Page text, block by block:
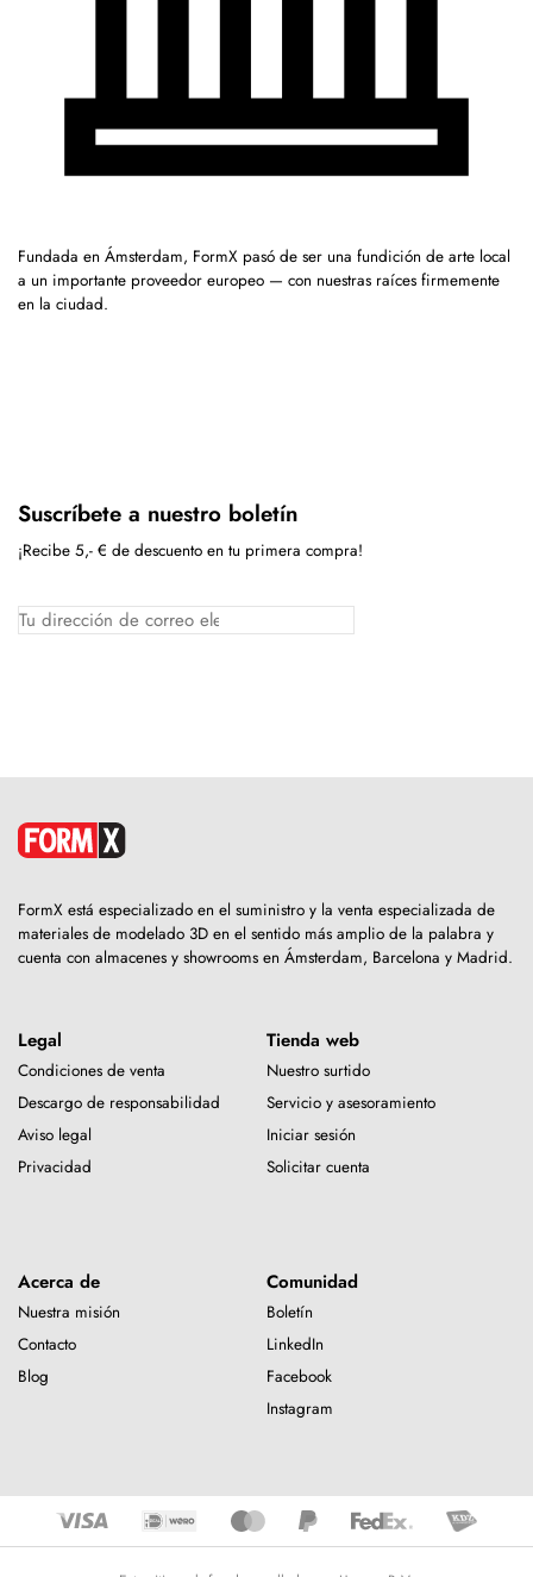
Fundada en Ámsterdam, FormX pasó de ser una fundición de arte local
a un importante proveedor europeo — con nuestras raíces firmemente
en la ciudad.
Suscríbete a nuestro boletín
¡Recibe 5,- € de descuento en tu primera compra!
FormX está especializado en el suministro y la venta especializada de
materiales de modelado 3D en el sentido más amplio de la palabra y
cuenta con almacenes y showrooms en Ámsterdam, Barcelona y Madrid.
Legal
Condiciones de venta
Descargo de responsabilidad
Aviso legal
Privacidad
Tienda web
Nuestro surtido
Servicio y asesoramiento
Iniciar sesión
Solicitar cuenta
Acerca de
Nuestra misión
Contacto
Blog
Comunidad
Boletín
LinkedIn
Facebook
Instagram